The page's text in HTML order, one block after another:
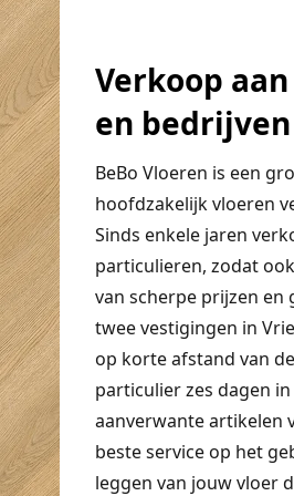
Verkoop
en bedrijven
BeBo Vloeren is een
hoofdzakelijk vloeren
Sinds enkele jaren
particulieren, zodat
van scherpe prijzen en
twee vestigingen in
op korte afstand van
particulier zes dagen
aanverwante artikelen
beste service op het
leggen van jouw vloer